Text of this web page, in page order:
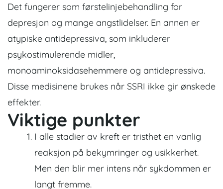
Det fungerer som førstelinjebehandling for
depresjon og mange angstlidelser. En annen er
atypiske antidepressiva, som inkluderer
psykostimulerende midler,
monoaminoksidasehemmere og antidepressiva.
Disse medisinene brukes når SSRI ikke gir ønskede
effekter.
Viktige punkter
I alle stadier av kreft er tristhet en vanlig
reaksjon på bekymringer og usikkerhet.
Men den blir mer intens når sykdommen er
langt fremme.